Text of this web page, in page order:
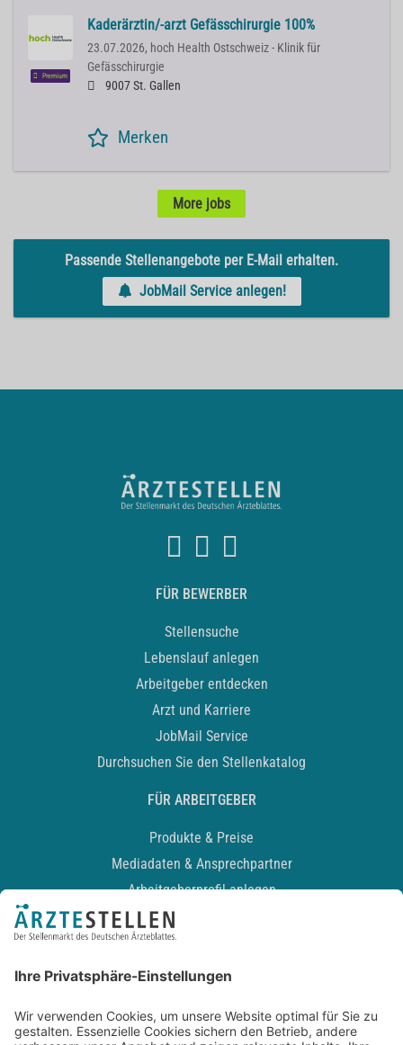
Premium
Kaderärztin/-arzt Gefässchirurgie 100%
23.07.2026, hoch Health Ostschweiz - Klinik für
Gefässchirurgie
9007 St. Gallen
Merken
More jobs
Passende Stellenangebote per E-Mail erhalten.
JobMail Service anlegen!
FÜR BEWERBER
Stellensuche
Lebenslauf anlegen
Arbeitgeber entdecken
Arzt und Karriere
JobMail Service
Durchsuchen Sie den Stellenkatalog
FÜR ARBEITGEBER
Produkte & Preise
Mediadaten & Ansprechpartner
Arbeitgeberprofil anlegen
Recruiting-Podcast
Kontakt